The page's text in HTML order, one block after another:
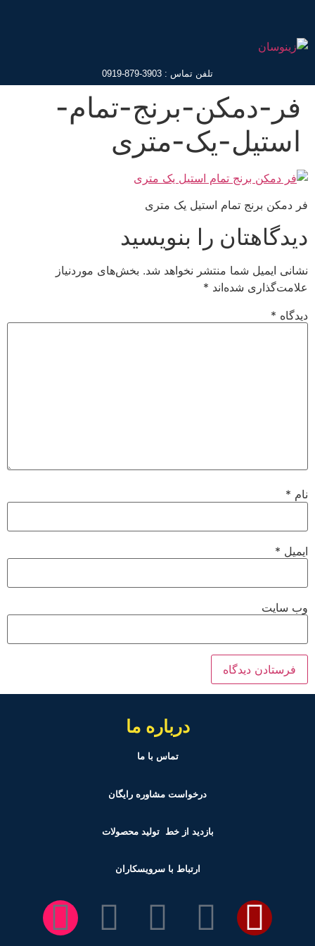
تلفن تماس : 3903-879-0919
فر-دمکن-برنج-تمام-
استیل-یک-متری
فر دمکن برنج تمام استیل یک متری
دیدگاهتان را بنویسید
نشانی ایمیل شما منتشر نخواهد شد. بخش‌های موردنیاز
علامت‌گذاری شده‌اند *
دیدگاه *
نام *
ایمیل *
وب‌ سایت
درباره ما
تماس با ما
درخواست مشاوره رایگان
بازدید از خط تولیدمحصولات
ارتباط با سرویسکاران